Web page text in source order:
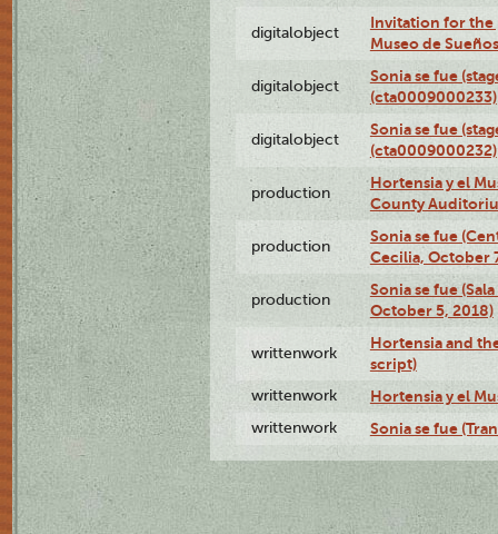
digitalobject
Invitation for the
Museo de
digitalobject
Sonia se fue
(cta0009000233)
digitalobject
Sonia se fue
(cta0009000232)
production
Hortensia y el
County
production
Sonia se fue
Cecilia, October
production
Sonia se fue
October 5, 2018)
writtenwork
Hortensia and
script)
writtenwork Hortensia y el
writtenwork Sonia se fue